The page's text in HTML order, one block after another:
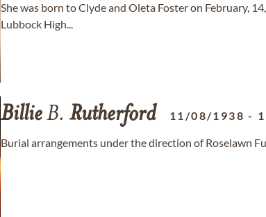
She was born to Clyde and Oleta Foster on February,
Lubbock High...
BillieB. Rutherford 11/08/1938 -
Burial arrangements under the direction of Roselawn